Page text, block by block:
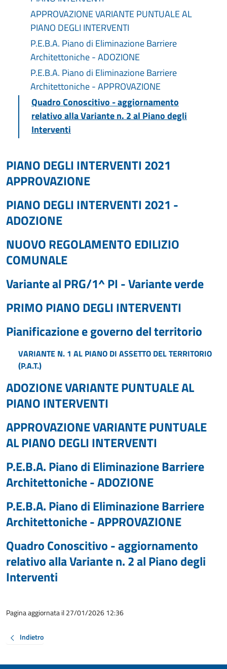
APPROVAZIONE VARIANTE PUNTUALE AL
PIANO DEGLI INTERVENTI
P.E.B.A. Piano di Eliminazione Barriere
Architettoniche - ADOZIONE
P.E.B.A. Piano di Eliminazione Barriere
Architettoniche - APPROVAZIONE
Quadro Conoscitivo - aggiornamento
relativo alla Variante n. 2 al Piano degli
Interventi
PIANO DEGLI INTERVENTI 2021
APPROVAZIONE
PIANO DEGLI INTERVENTI 2021 -
ADOZIONE
NUOVO REGOLAMENTO EDILIZIO
COMUNALE
Variante al PRG/1^ PI - Variante verde
PRIMO PIANO DEGLI INTERVENTI
Pianificazione e governo del territorio
VARIANTE N. 1 AL PIANO DI ASSETTO DEL TERRITORIO
(P.A.T.)
ADOZIONE VARIANTE PUNTUALE AL
PIANO INTERVENTI
APPROVAZIONE VARIANTE PUNTUALE
AL PIANO DEGLI INTERVENTI
P.E.B.A. Piano di Eliminazione Barriere
Architettoniche - ADOZIONE
P.E.B.A. Piano di Eliminazione Barriere
Architettoniche - APPROVAZIONE
Quadro Conoscitivo - aggiornamento
relativo alla Variante n. 2 al Piano degli
Interventi
Pagina aggiornata il 27/01/2026 12:36
Indietro